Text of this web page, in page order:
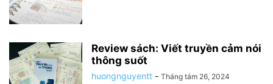
Review sách: Viết truyền cảm nói
thông suốt
huongnguyentt - Tháng tám 26, 2024